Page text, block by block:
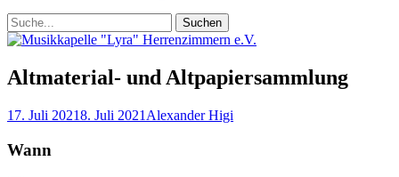
Suchen
Suchen
nach:
Altmaterial- und Altpapiersammlung
Posted
17. Juli 20218. Juli 2021 Autor
Alexander Higi
Wann